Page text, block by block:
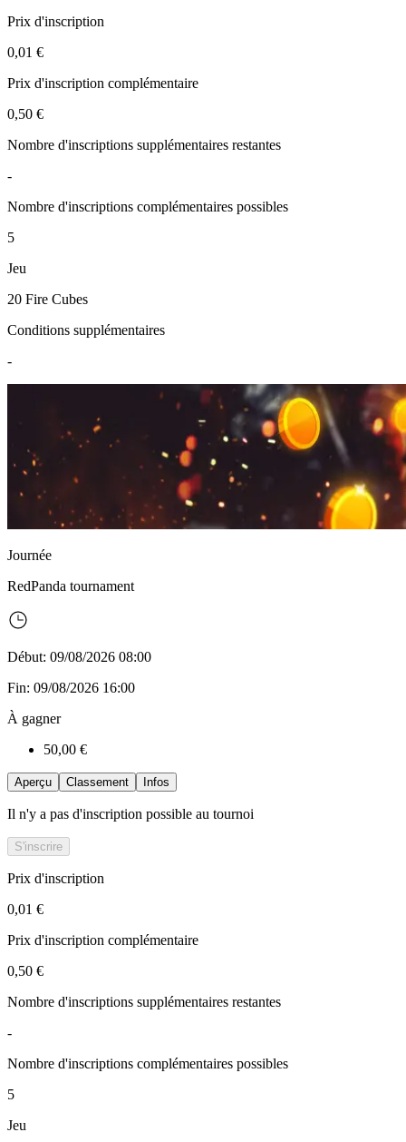
Prix d'inscription
0,01 €
Prix d'inscription complémentaire
0,50 €
Nombre d'inscriptions supplémentaires restantes
-
Nombre d'inscriptions complémentaires possibles
5
Jeu
20 Fire Cubes
Conditions supplémentaires
-
Journée
RedPanda tournament
Début: 09/08/2026 08:00
Fin: 09/08/2026 16:00
À gagner
50,00 €
Aperçu Classement Infos
Il n'y a pas d'inscription possible au tournoi
S'inscrire
Prix d'inscription
0,01 €
Prix d'inscription complémentaire
0,50 €
Nombre d'inscriptions supplémentaires restantes
-
Nombre d'inscriptions complémentaires possibles
5
Jeu